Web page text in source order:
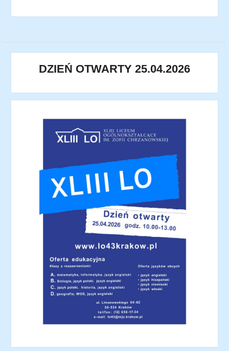
DZIEŃ OTWARTY 25.04.2026